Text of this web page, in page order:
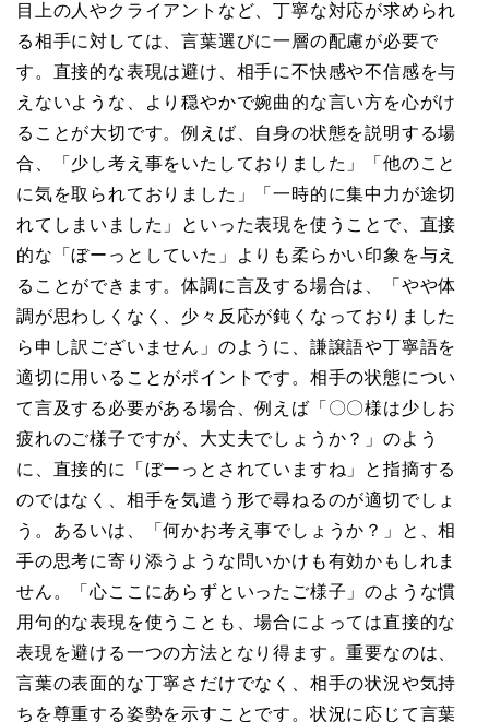
目上の人やクライアントなど、丁寧な対応が求められ
る相手に対しては、言葉選びに一層の配慮が必要で
す。直接的な表現は避け、相手に不快感や不信感を与
えないような、より穏やかで婉曲的な言い方を心がけ
ることが大切です。例えば、自身の状態を説明する場
合、「少し考え事をいたしておりました」「他のこと
に気を取られておりました」「一時的に集中力が途切
れてしまいました」といった表現を使うことで、直接
的な「ぼーっとしていた」よりも柔らかい印象を与え
ることができます。体調に言及する場合は、「やや体
調が思わしくなく、少々反応が鈍くなっておりました
ら申し訳ございません」のように、謙譲語や丁寧語を
適切に用いることがポイントです。相手の状態につい
て言及する必要がある場合、例えば「〇〇様は少しお
疲れのご様子ですが、大丈夫でしょうか？」のよう
に、直接的に「ぼーっとされていますね」と指摘する
のではなく、相手を気遣う形で尋ねるのが適切でしょ
う。あるいは、「何かお考え事でしょうか？」と、相
手の思考に寄り添うような問いかけも有効かもしれま
せん。「心ここにあらずといったご様子」のような慣
用句的な表現を使うことも、場合によっては直接的な
表現を避ける一つの方法となり得ます。重要なのは、
言葉の表面的な丁寧さだけでなく、相手の状況や気持
ちを尊重する姿勢を示すことです。状況に応じて言葉